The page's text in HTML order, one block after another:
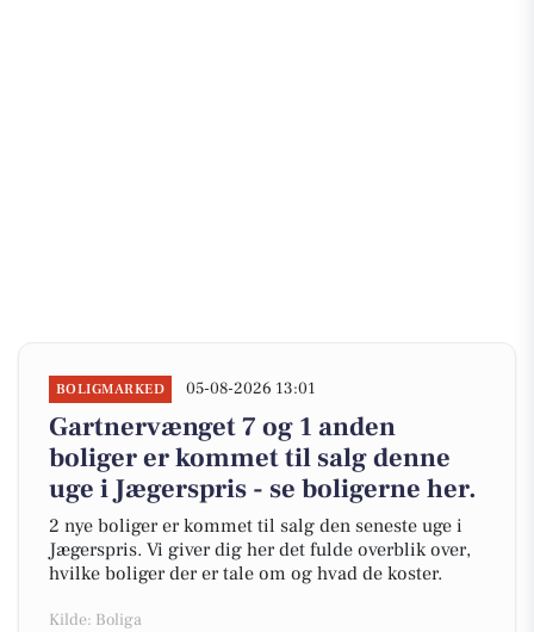
BOLIGMARKED 05-08-2026 13:01
Gartnervænget 7 og 1 anden
boliger er kommet til salg denne
uge i Jægerspris - se boligerne her.
2 nye boliger er kommet til salg den seneste uge i
Jægerspris. Vi giver dig her det fulde overblik over,
hvilke boliger der er tale om og hvad de koster.
Kilde: Boliga